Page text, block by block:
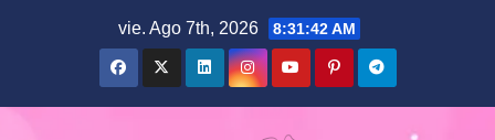
vie. Ago 7th, 2026 8:31:43 AM